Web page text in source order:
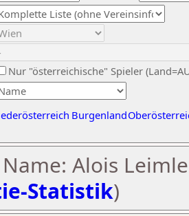
Nur "österreichische" Spieler
Burgenland
Alois
Statistik)